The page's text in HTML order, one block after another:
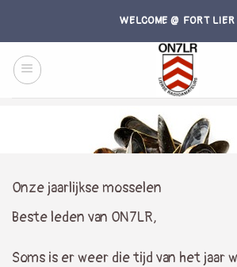
content
WELCOME @ FORT LIER
Onze jaarlijkse mosselen
Beste leden van ON7LR,
Soms is er weer die tijd van het jaar